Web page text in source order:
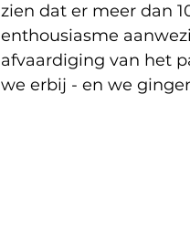
zien dat er meer dan
enthousiasme
afvaardiging van het
we erbij - en we